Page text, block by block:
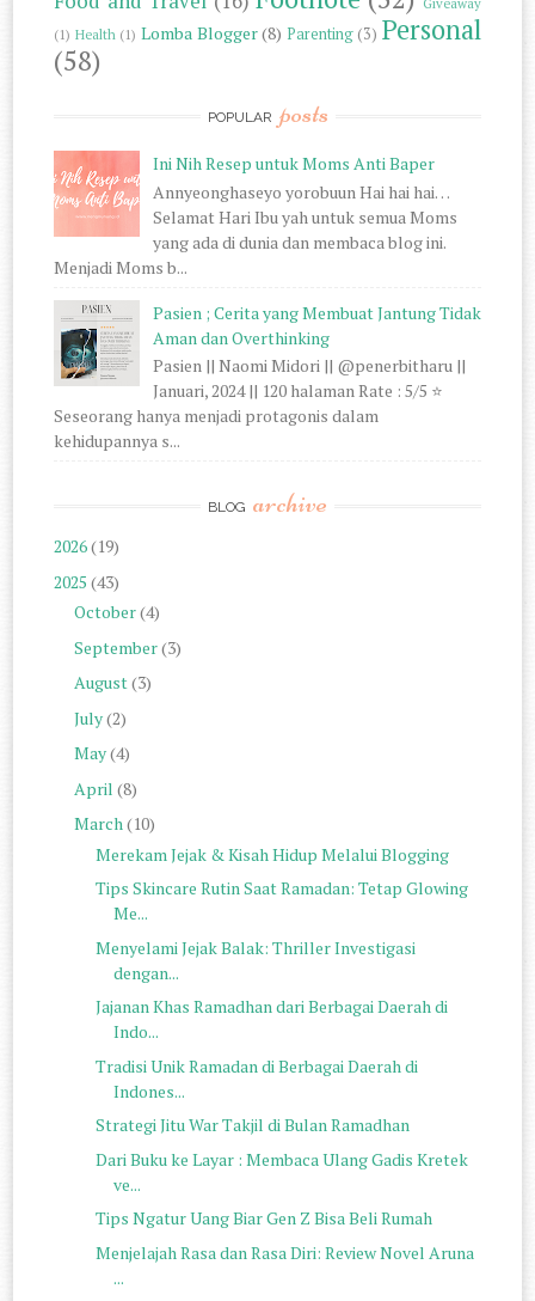
(1) Health (1) Lomba Blogger(8) Parenting (3) Personal
(58)
POPULAR posts
Ini Nih Resep untuk Moms Anti Baper
Annyeonghaseyo yorobuun Hai hai hai…
Selamat Hari Ibu yah untuk semua Moms
yang ada di dunia dan membaca blog ini.
Menjadi Moms b...
Pasien ; Cerita yang Membuat Jantung Tidak
Aman dan Overthinking
Pasien || Naomi Midori || @penerbitharu ||
Januari, 2024 || 120 halaman Rate : 5/5 ⭐
Seseorang hanya menjadi protagonis dalam
kehidupannya s...
BLOG archive
2026(19)
2025 (43)
October(4)
September(3)
August(3)
July(2)
May(4)
April (8)
March(10)
Merekam Jejak & Kisah Hidup Melalui Blogging
Tips Skincare Rutin Saat Ramadan: Tetap Glowing
Me...
Menyelami Jejak Balak: Thriller Investigasi
dengan...
Jajanan Khas Ramadhan dari Berbagai Daerah di
Indo...
Tradisi Unik Ramadan di Berbagai Daerah di
Indones...
Strategi Jitu War Takjil di Bulan Ramadhan
Dari Buku ke Layar : Membaca Ulang Gadis Kretek
ve...
Tips Ngatur Uang Biar Gen Z Bisa Beli Rumah
Menjelajah Rasa dan Rasa Diri: Review Novel Aruna
...